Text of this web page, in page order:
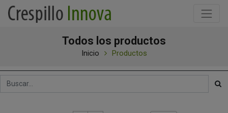
Todos los productos
Inicio Productos